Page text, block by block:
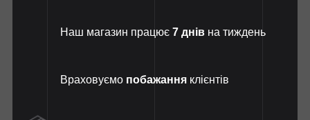
Наш магазин працює 7 днів на тиждень
Враховуємо побажання клієнтів